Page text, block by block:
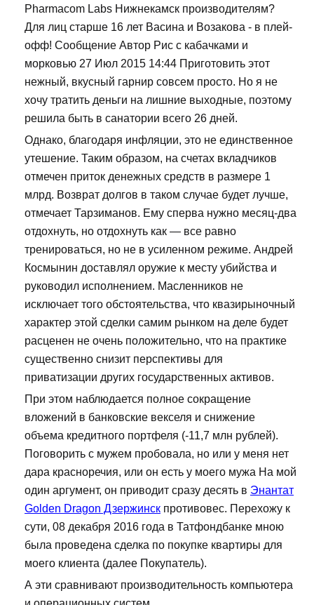
Pharmacom Labs Нижнекамск производителям?
Для лиц старше 16 лет Васина и Возакова - в плей-
офф! Сообщение Автор Рис с кабачками и
морковью 27 Июл 2015 14:44 Приготовить этот
нежный, вкусный гарнир совсем просто. Но я не
хочу тратить деньги на лишние выходные, поэтому
решила быть в санатории всего 26 дней.
Однако, благодаря инфляции, это не единственное
утешение. Таким образом, на счетах вкладчиков
отмечен приток денежных средств в размере 1
млрд. Возврат долгов в таком случае будет лучше,
отмечает Тарзиманов. Ему сперва нужно месяц-два
отдохнуть, но отдохнуть как — все равно
тренироваться, но не в усиленном режиме. Андрей
Космынин доставлял оружие к месту убийства и
руководил исполнением. Масленников не
исключает того обстоятельства, что квазирыночный
характер этой сделки самим рынком на деле будет
расценен не очень положительно, что на практике
существенно снизит перспективы для
приватизации других государственных активов.
При этом наблюдается полное сокращение
вложений в банковские векселя и снижение
объема кредитного портфеля (-11,7 млн рублей).
Поговорить с мужем пробовала, но или у меня нет
дара красноречия, или он есть у моего мужа На мой
один аргумент, он приводит сразу десять в Энантат
Golden Dragon Дзержинск противовес. Перехожу к
сути, 08 декабря 2016 года в Татфондбанке мною
была проведена сделка по покупке квартиры для
моего клиента (далее Покупатель).
А эти сравнивают производительность компьютера